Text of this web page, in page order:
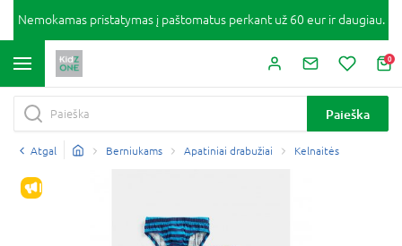
Nemokamas pristatymas į paštomatus perkant už 60 eur ir daugiau.
0
Paieška
Atgal Berniukams Apatiniai drabužiai Kelnaitės
IŠPARDAVIMAS